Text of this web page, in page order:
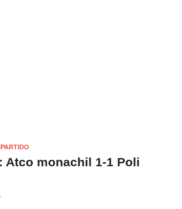
Atco monachil 1-1 Poli